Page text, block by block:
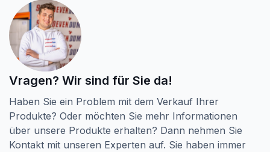
Vragen? Wir sind für Sie da!
Haben Sie ein Problem mit dem Verkauf Ihrer
Produkte? Oder möchten Sie mehr Informationen
über unsere Produkte erhalten? Dann nehmen Sie
Kontakt mit unseren Experten auf. Sie haben immer